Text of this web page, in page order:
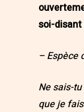
soi-disant
– Espèce
Ne sais-
que je